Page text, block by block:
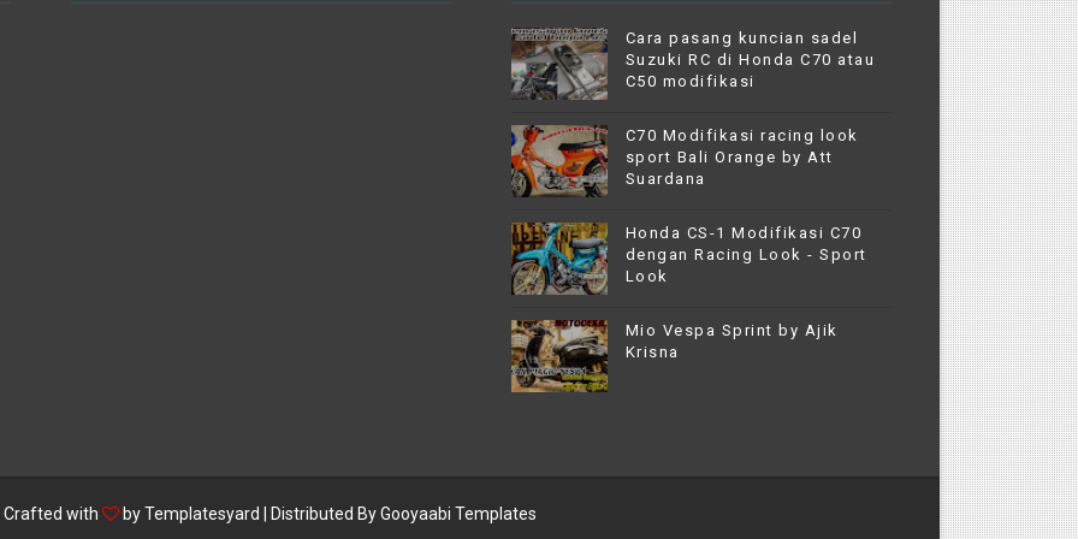
Cara pasang kuncian sadel
Suzuki RC di Honda C70 atau
C50 modifikasi
C70 Modifikasi racing look
sport Bali Orange by Att
Suardana
Honda CS-1 Modifikasi C70
dengan Racing Look - Sport
Look
Mio Vespa Sprint by Ajik
Krisna
Crafted with byTemplatesyard | Distributed ByGooyaabi Templates